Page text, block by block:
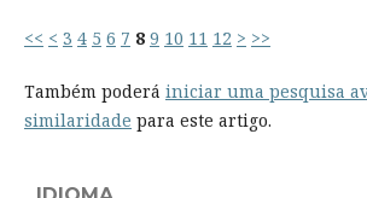
<< < 3 4 5 6 7 8 9 10 11 12 > >>
Também poderá iniciar uma pesquisa
similaridade para este artigo.